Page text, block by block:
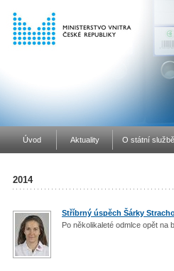
Úvod Aktuality O státní službě
2014
Stříbrný úspěch Šárky
Po několikaleté odmlce opět na